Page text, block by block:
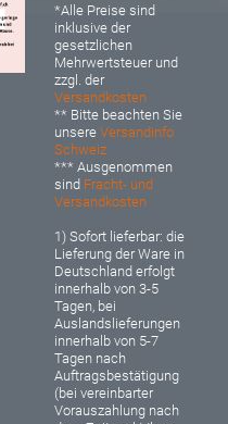
*Alle Preise sind
inklusive der
gesetzlichen
Mehrwertsteuer und
zzgl. der
Versandkosten
** Bitte beachten Sie
unsereVersandinfo
Schweiz
*** Ausgenommen
sind Fracht- und
Versandkosten
1) Sofort lieferbar: die
Lieferung der Ware in
Deutschland erfolgt
innerhalb von 3-5
Tagen, bei
Auslandslieferungen
innerhalb von 5-7
Tagen nach
Auftragsbestätigung
(bei vereinbarter
Vorauszahlung nach